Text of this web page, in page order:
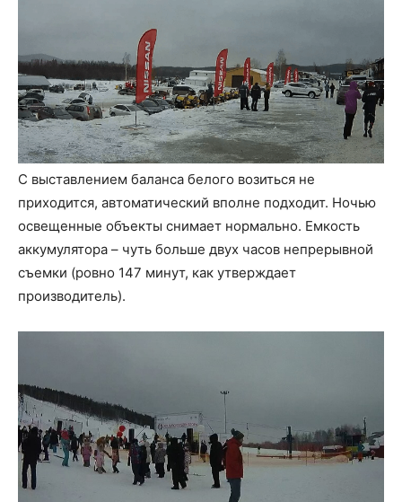
С выставлением баланса белого возиться не
приходится, автоматический вполне подходит. Ночью
освещенные объекты снимает нормально. Емкость
аккумулятора – чуть больше двух часов непрерывной
съемки (ровно 147 минут, как утверждает
производитель).